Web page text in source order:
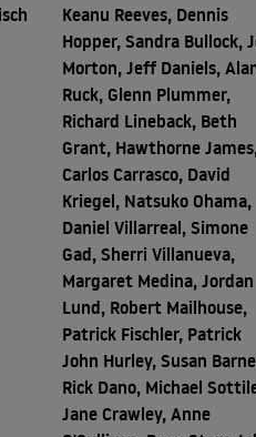
Keanu Reeves, Dennis
Hopper, Sandra Bullock,
Morton, Jeff Daniels,
Ruck, Glenn Plummer,
Richard Lineback, Beth
Grant, Hawthorne
Carlos Carrasco, David
Kriegel, Natsuko Ohama,
Daniel Villarreal, Simone
Gad, Sherri Villanueva,
Margaret Medina, Jordan
Lund, Robert Mailhouse,
Patrick Fischler, Patrick
John Hurley, Susan
Rick Dano, Michael
Jane Crawley, Anne